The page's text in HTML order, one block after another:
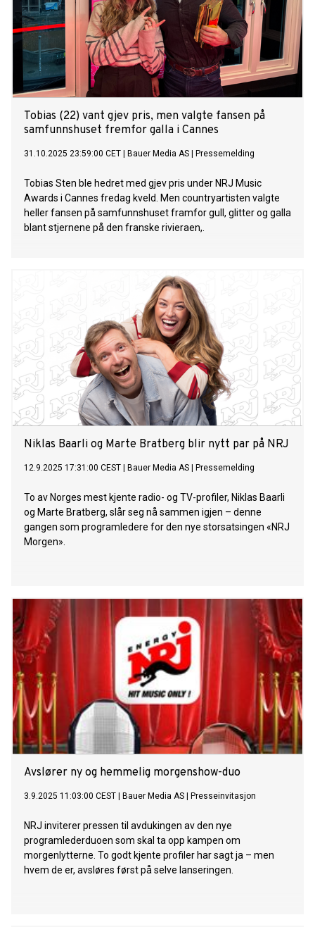
Tobias (22) vant gjev pris, men valgte fansen på
samfunnshuset fremfor galla i Cannes
31.10.2025 23:59:00 CET Bauer Media AS Pressemelding
Tobias Sten ble hedret med gjev pris under NRJ Music
Awards i Cannes fredag kveld. Men countryartisten valgte
heller fansen på samfunnshuset framfor gull, glitter og galla
blant stjernene på den franske rivieraen,.
Niklas Baarli og Marte Bratberg blir nytt par på NRJ
12.9.2025 17:31:00 CEST Bauer Media AS Pressemelding
To av Norges mest kjente radio- og TV-profiler, Niklas Baarli
og Marte Bratberg, slår seg nå sammen igjen – denne
gangen som programledere for den nye storsatsingen «NRJ
Morgen».
Avslører ny og hemmelig morgenshow-duo
3.9.2025 11:03:00 CEST Bauer Media AS Presseinvitasjon
NRJ inviterer pressen til avdukingen av den nye
programlederduoen som skal ta opp kampen om
morgenlytterne. To godt kjente profiler har sagt ja – men
hvem de er, avsløres først på selve lanseringen.